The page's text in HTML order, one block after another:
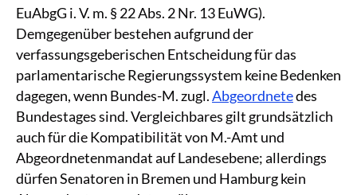
EuAbgG i. V. m. § 22 Abs. 2 Nr. 13 EuWG).
Demgegenüber bestehen aufgrund der
verfassungsgeberischen Entscheidung für das
parlamentarische Regierungssystem keine Bedenken
dagegen, wenn Bundes-M. zugl.Abgeordnetedes
Bundestages sind. Vergleichbares gilt grundsätzlich
auch für die Kompatibilität von M.-Amt und
Abgeordnetenmandat auf Landesebene; allerdings
dürfen Senatoren in Bremen und Hamburg kein